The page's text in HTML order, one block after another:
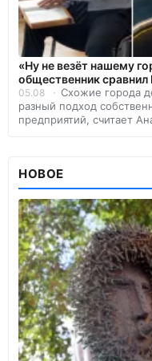
«Ну не везёт нашему
общественник сравнил
05.08
Схожие города
разный подход
предприятий, считает
НОВОЕ